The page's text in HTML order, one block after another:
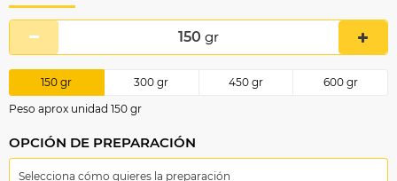
150 gr
150 gr 300 gr 450 gr 600 gr
Peso aprox unidad 150 gr
OPCIÓN DE PREPARACIÓN
Selecciona cómo quieres la preparación